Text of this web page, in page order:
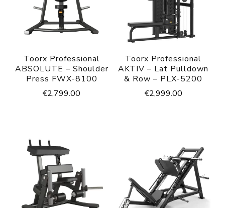
Toorx Professional
ABSOLUTE – Shoulder
Press FWX-8100
€2,799.00
Toorx Professional
AKTIV – Lat Pulldown
& Row – PLX-5200
€2,999.00